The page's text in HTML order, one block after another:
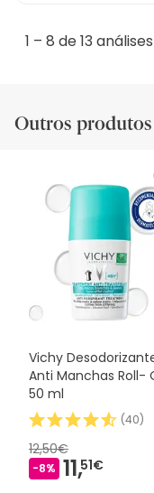
1 – 8 de 13 análises
Outros produtos
Vichy
Anti Manchas Roll-
50 ml
(40)
12,50€
-8% 11,51€